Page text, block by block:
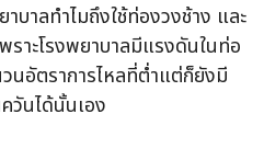
บาลทำไมถึงใช้ท่องวงช้าง และ
ราะโรงพยาบาลมีแรงดันในท่อ
นอัตราการไหลที่ต่ำแต่ก็ยังมี
วันได้นั้นเอง